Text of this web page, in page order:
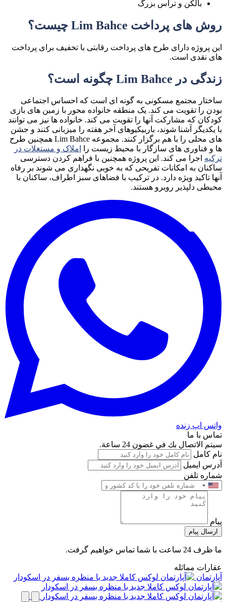
بالکن و تراس بزرگ
روش های پرداخت Lim Bahce چیست؟
این پروژه دارای طرح های پرداخت رقابتی با تخفیف برای پرداخت
های نقدی است.
زندگی در Lim Bahce چگونه است؟
ساختار مجتمع مسکونی به گونه ای است که احساس اجتماعی
بودن را تقویت می کند. یک منطقه خانواده محور با زمین های بازی
کودکان که مشارکت آنها را تقویت می کند. خانواده ها نیز می توانند
با یکدیگر آشنا شوند، باربیکیوهای آخر هفته را میزبانی کنند و جشن
های محلی را با هم برگزار کنند. مجموعه Lim Bahce همچنین طرح
ها و فناوری های سازگار با محیط زیست را
املاک و مستغلات در
ترکیه اجرا می کند. این پروژه همچنین با فراهم کردن دسترسی
ساکنان به امکانات تفریحی که به خوبی نگهداری می شوند بر رفاه
آنها تاکید ویژه دارد. در ترکیب با فضاهای سبز اطراف، ساکنان با
محیطی دلپذیر روبرو هستند.
واتس اپ زنده
تماس با ما
سيتم الاتصال بك في غضون 24 ساعة.
نام کامل
آدرس ایمیل
شماره تلفن
پیام
ارسال پیام
ما ظرف 24 ساعت با شما تماس خواهیم گرفت.
عقارات مماثله
آپارتمان